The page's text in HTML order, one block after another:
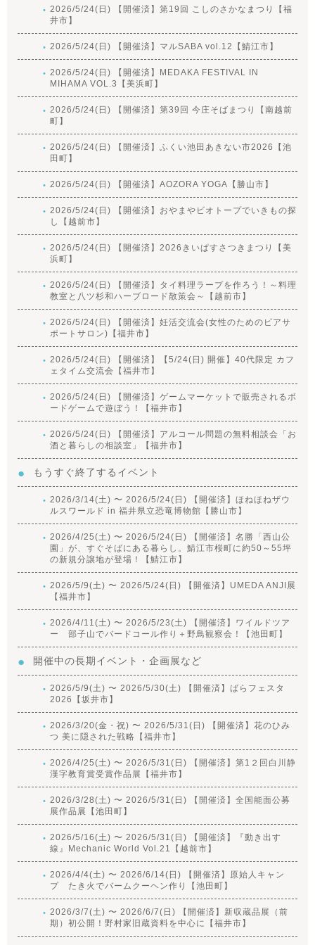
2026/5/24(日) 【開催済】第19回 こしのさかなまつり【福
井市】
2026/5/24(日) 【開催済】マルSABA vol.12【鯖江市】
2026/5/24(日) 【開催済】MEDAKA FESTIVAL IN
MIHAMA VOL.3【美浜町】
2026/5/24(日) 【開催済】第39回 今庄そばまつり【南越前
町】
2026/5/24(日) 【開催済】ふくい池田あきない市2026【池
田町】
2026/5/24(日) 【開催済】AOZORA YOGA【勝山市】
2026/5/24(日) 【開催済】おやまやビオトープでいきもの探
し【越前市】
2026/5/24(日) 【開催済】2026きいぱすさつきまつり【美
浜町】
2026/5/24(日) 【開催済】タイ料理ラープを作ろう！～料理
教室と八ツ杉和ハーブロード散策会～【越前市】
2026/5/24(日) 【開催済】妊活交流会(女性のためのピアサ
ポートサロン)【福井市】
2026/5/24(日) 【開催済】【5/24(日) 開催】40代限定 カフ
ェタイム交流会【福井市】
2026/5/24(日) 【開催済】ゲームマーケットで販売されるボ
ードゲームで遊ぼう！【福井市】
2026/5/24(日) 【開催済】アルコール問題の無料相談会「お
酒と暮らしの相談室」【福井市】
もうすぐ終了するイベント
2026/3/14(土) 〜 2026/5/24(日) 【開催済】ほねほねザウ
ルスワールド in 福井県立恐竜博物館【勝山市】
2026/4/25(土) 〜 2026/5/24(日) 【開催済】名勝「西山公
園」が、すぐそばにある暮らし。鯖江市桜町に約50～55坪
の新規分譲地が登場！【鯖江市】
2026/5/9(土) 〜 2026/5/24(日) 【開催済】UMEDA ANJI展
【福井市】
2026/4/11(土) 〜 2026/5/23(土) 【開催済】ワイルドツア
ー 部子山でバードコール作り＋野鳥観察会！【池田町】
開催中の長期イベント・企画展など
2026/5/9(土) 〜 2026/5/30(土) 【開催済】ばらフェスタ
2026【坂井市】
2026/3/20(金・祝) 〜 2026/5/31(日) 【開催済】花のひみ
つ 美に隠された戦略【福井市】
2026/4/25(土) 〜 2026/5/31(日) 【開催済】第1２回白川静
漢字教育賞受賞作品展【福井市】
2026/3/28(土) 〜 2026/5/31(日) 【開催済】全国能面公募
展作品展【池田町】
2026/5/16(土) 〜 2026/5/31(日) 【開催済】『動き出す
線』Mechanic World Vol.21【越前市】
2026/4/4(土) 〜 2026/6/14(日) 【開催済】原始人キャン
プ たき火でバームクーヘン作り【池田町】
2026/3/7(土) 〜 2026/6/7(日) 【開催済】新収蔵品展（前
期）初公開！野村家旧蔵資料を中心に【福井市】